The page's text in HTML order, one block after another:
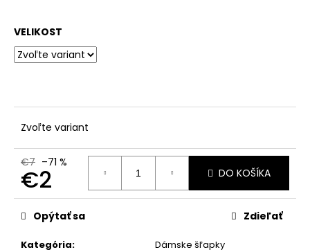
VELIKOST
Zvoľte variant
€7 –71 %
€2
Jednotková
cena:
DO KOŠÍKA
Kategória:
Dámske šľapky
Opýtať sa Zdieľať
p
o
r
a
m